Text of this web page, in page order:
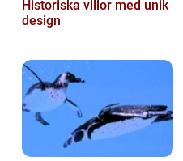
Historiska villor med unik
design